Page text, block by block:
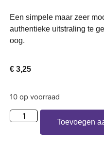
Een simpele maar zeer
authentieke uitstraling te
oog.
€ 3,25
10 op voorraad
Toevoegen